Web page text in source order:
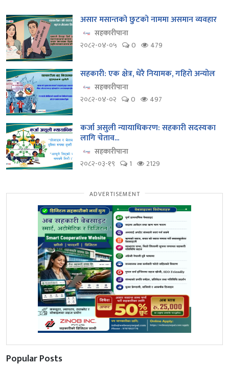
असार मसान्तको छुटको नाममा असमान व्यवहार
सहकारीपाना
२०८२-०४-०५
0 479
सहकारी: एक क्षेत्र, धेरै नियामक, गहिरो अन्योल
सहकारीपाना
२०८२-०४-०२
0 497
कर्जा असुली न्यायाधिकरण: सहकारी सदस्यका
लागि चेताव...
सहकारीपाना
२०८२-०३-१९
1 2129
ADVERTISEMENT
Popular Posts